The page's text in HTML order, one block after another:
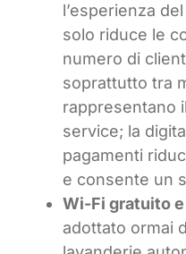
l’esperienza
solo riduce le
numero di
soprattutto tra
rappresentano
service; la
pagamenti
e consente un
Wi-Fi gratuito e
adottato ormai